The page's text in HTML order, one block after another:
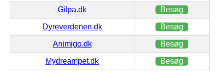
Gilpa.dk Besøg
Dyreverdenen.dk Besøg
Animigo.dk Besøg
Mydreampet.dk Besøg